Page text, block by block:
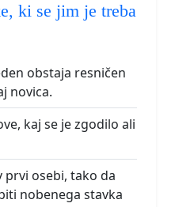
ki se jim je treba
obstaja resničen
novica.
kaj se je zgodilo ali
prvi osebi, tako da
nobenega stavka